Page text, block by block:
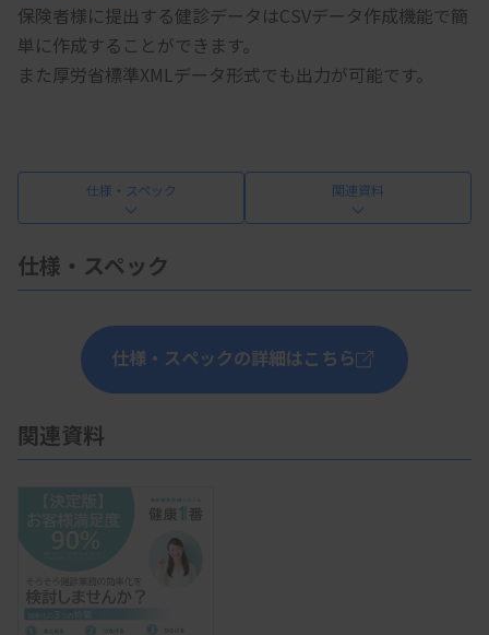
保険者様に提出する健診データはCSVデータ作成機能で簡
単に作成することができます。
また厚労省標準XMLデータ形式でも出力が可能です。
仕様・スペック 関連資料
仕様・スペック
仕様・スペックの詳細はこちら
関連資料